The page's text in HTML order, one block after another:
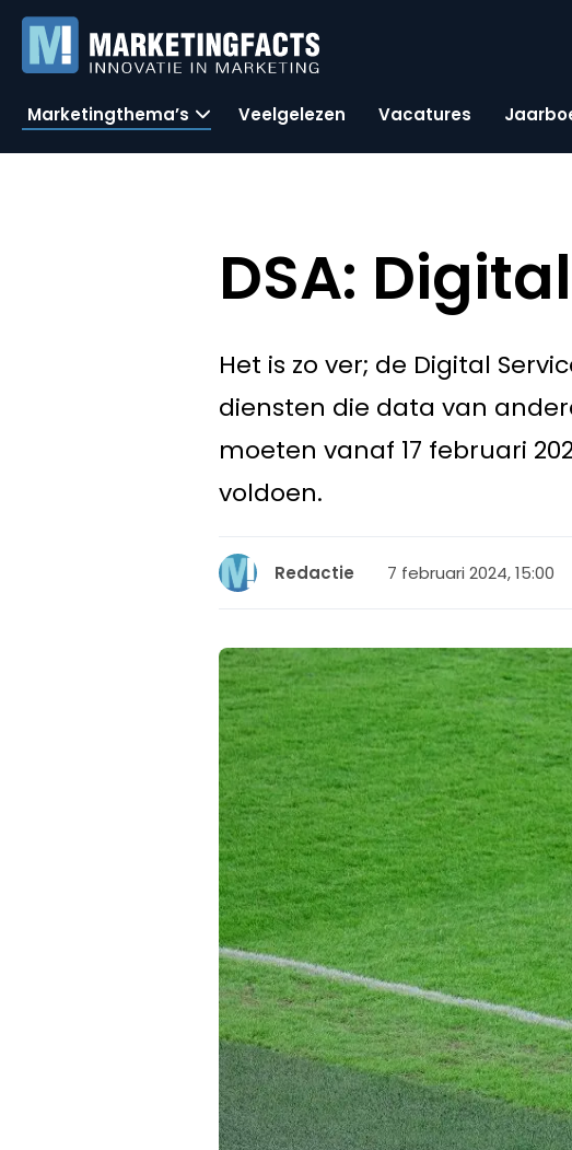
Marketingthema’s Veelgelezen Vacatures
DSA:
Het is zo ver; de Digital
diensten die data van
moeten vanaf 17 februari
voldoen.
Redactie 7 februari 2024, 15:00